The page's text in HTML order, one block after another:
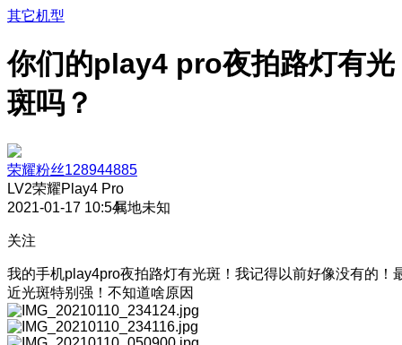
其它机型
你们的play4 pro夜拍路灯有光
斑吗？
荣耀粉丝128944885
LV2荣耀Play4 Pro
2021-01-17 10:54属地未知
关注
我的手机play4pro夜拍路灯有光斑！我记得以前好像没有的！
近光斑特别强！不知道啥原因